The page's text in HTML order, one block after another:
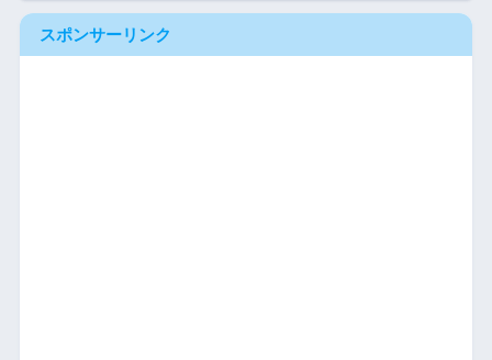
スポンサーリンク